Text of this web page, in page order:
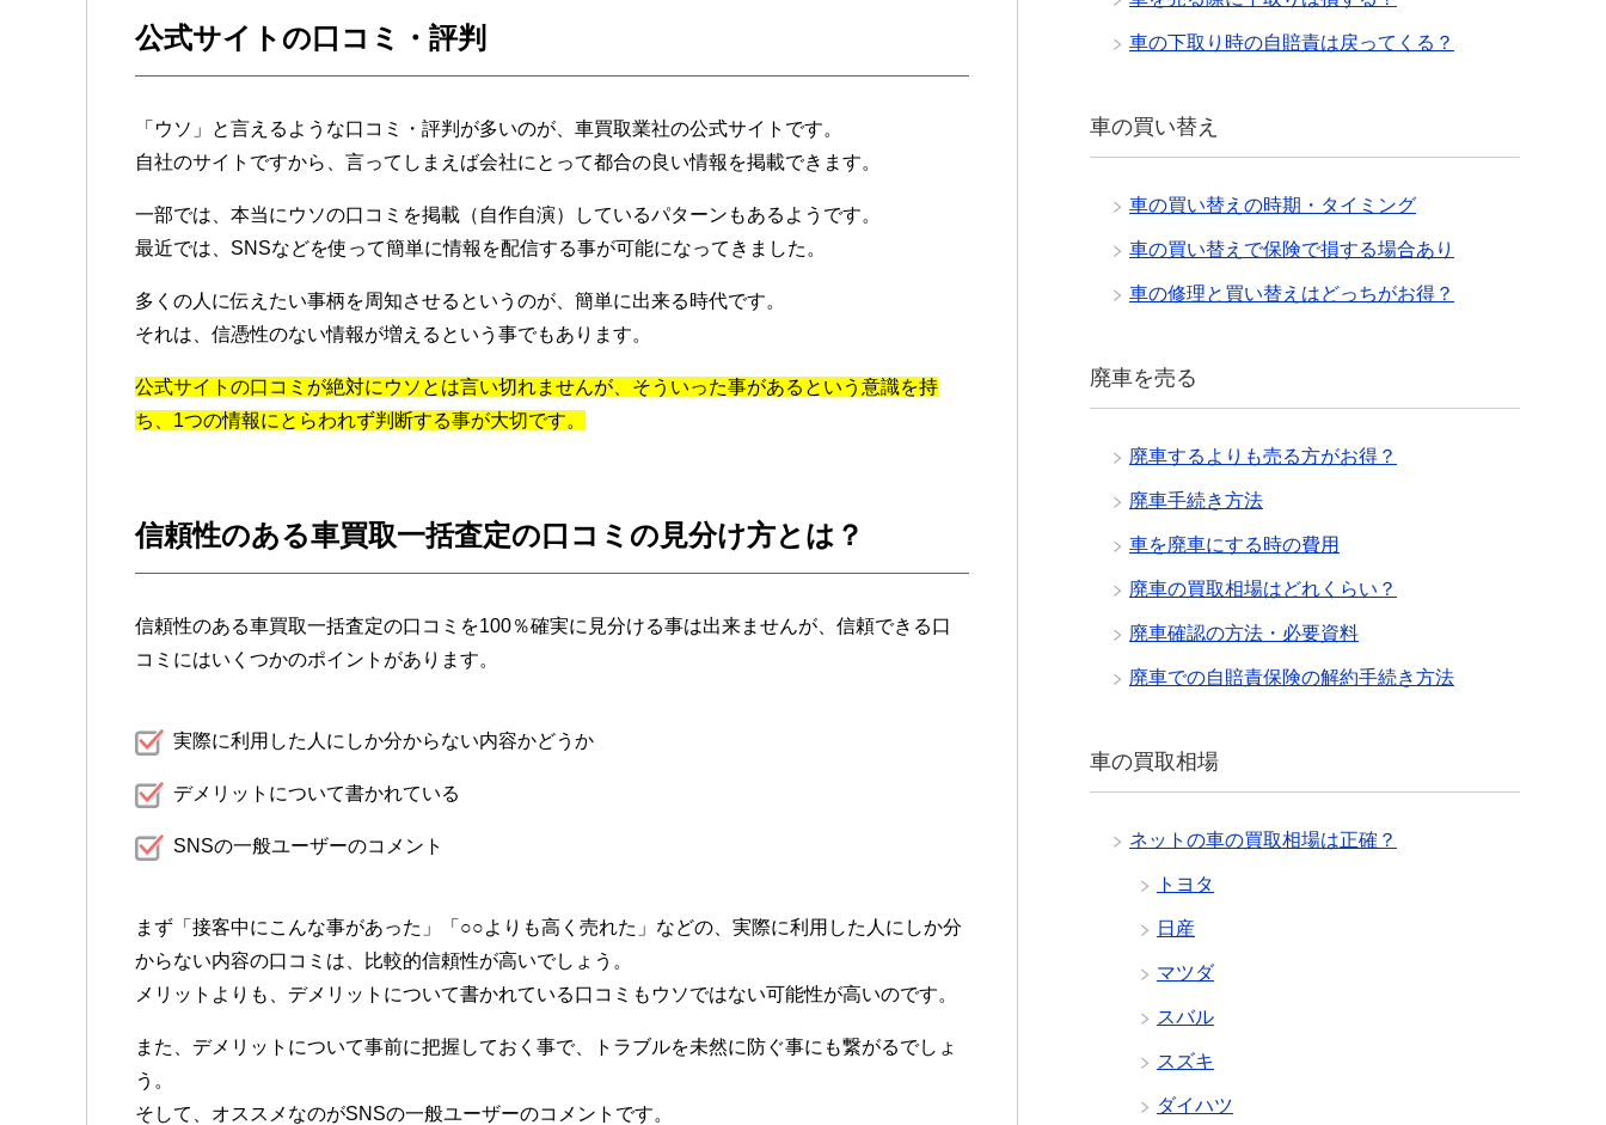
公式サイトの口コミ・評判
「ウソ」と言えるような口コミ・評判が多いのが、車買取業社の公式サイトです。
自社のサイトですから、言ってしまえば会社にとって都合の良い情報を掲載できます。
一部では、本当にウソの口コミを掲載（自作自演）しているパターンもあるようです。
最近では、SNSなどを使って簡単に情報を配信する事が可能になってきました。
多くの人に伝えたい事柄を周知させるというのが、簡単に出来る時代です。
それは、信憑性のない情報が増えるという事でもあります。
公式サイトの口コミが絶対にウソとは言い切れませんが、そういった事があるという意識を持
ち、1つの情報にとらわれず判断する事が大切です。
信頼性のある車買取一括査定の口コミの見分け方とは？
信頼性のある車買取一括査定の口コミを100％確実に見分ける事は出来ませんが、信頼できる口
コミにはいくつかのポイントがあります。
実際に利用した人にしか分からない内容かどうか
デメリットについて書かれている
SNSの一般ユーザーのコメント
まず「接客中にこんな事があった」「○○よりも高く売れた」などの、実際に利用した人にしか分
からない内容の口コミは、比較的信頼性が高いでしょう。
メリットよりも、デメリットについて書かれている口コミもウソではない可能性が高いのです。
また、デメリットについて事前に把握しておく事で、トラブルを未然に防ぐ事にも繋がるでしょ
う。
そして、オススメなのがSNSの一般ユーザーのコメントです。
車の下取り時の自賠責は戻ってくる？
車の買い替え
車の買い替えの時期・タイミング
車の買い替えで保険で損する場合あり
車の修理と買い替えはどっちがお得？
廃車を売る
廃車するよりも売る方がお得？
廃車手続き方法
車を廃車にする時の費用
廃車の買取相場はどれくらい？
廃車確認の方法・必要資料
廃車での自賠責保険の解約手続き方法
車の買取相場
ネットの車の買取相場は正確？
トヨタ
日産
マツダ
スバル
スズキ
ダイハツ